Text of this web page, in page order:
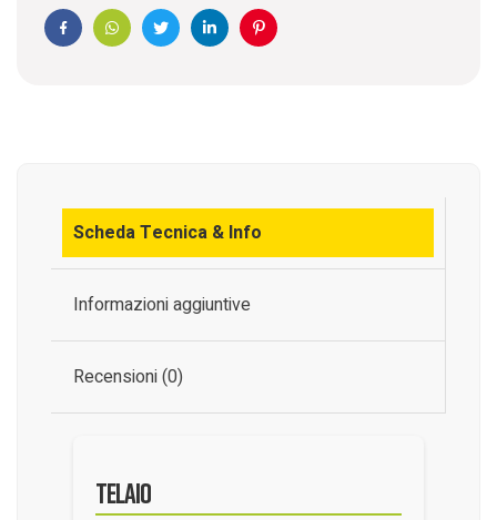
FacebookWhatsAppTwitterLinkedinPinterest
Scheda Tecnica & Info
Informazioni aggiuntive
Recensioni (0)
Telaio